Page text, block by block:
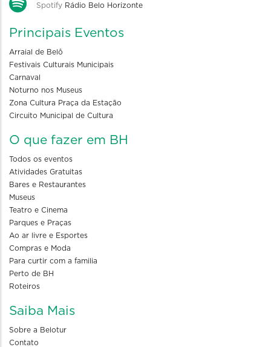
Spotify Rádio Belo Horizonte
Principais Eventos
Arraial de Belô
Festivais Culturais Municipais
Carnaval
Noturno nos Museus
Zona Cultura Praça da Estação
Circuito Municipal de Cultura
O que fazer em BH
Todos os eventos
Atividades Gratuitas
Bares e Restaurantes
Museus
Teatro e Cinema
Parques e Praças
Ao ar livre e Esportes
Compras e Moda
Para curtir com a familia
Perto de BH
Roteiros
Saiba Mais
Sobre a Belotur
Contato